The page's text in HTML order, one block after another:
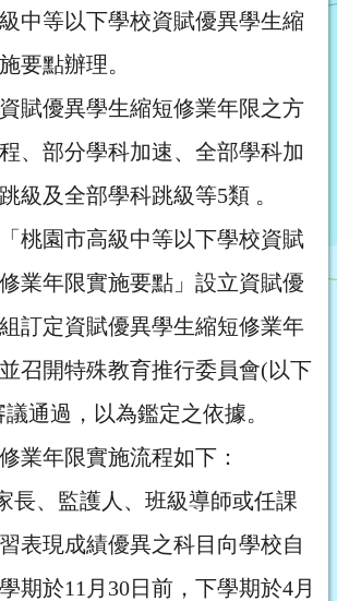
中等以下學校資賦優異學生縮
要點辦理。
賦優異學生縮短修業年限之方
、部分學科加速、全部學科加
級及全部學科跳級等5類 。
桃園市高級中等以下學校資賦
業年限實施要點」設立資賦優
訂定資賦優異學生縮短修業年
召開特殊教育推行委員會(以下
通過，以為鑑定之依據。
業年限實施流程如下：
長、監護人、班級導師或任課
表現成績優異之科目向學校自
期於11月30日前，下學期於4月